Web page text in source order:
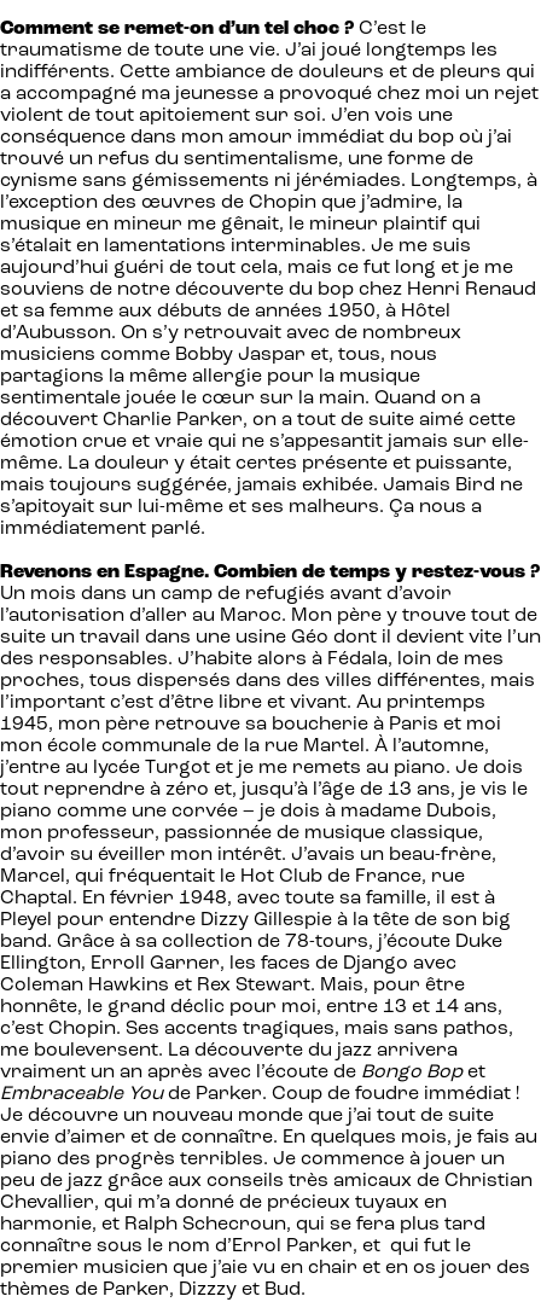
Comment se remet-on d’un tel choc ? C’est le
traumatisme de toute une vie. J’ai joué longtemps les
indifférents. Cette ambiance de douleurs et de pleurs qui
a accompagné ma jeunesse a provoqué chez moi un rejet
violent de tout apitoiement sur soi. J’en vois une
conséquence dans mon amour immédiat du bop où j’ai
trouvé un refus du sentimentalisme, une forme de
cynisme sans gémissements ni jérémiades. Longtemps, à
l’exception des œuvres de Chopin que j’admire, la
musique en mineur me gênait, le mineur plaintif qui
s’étalait en lamentations interminables. Je me suis
aujourd’hui guéri de tout cela, mais ce fut long et je me
souviens de notre découverte du bop chez Henri Renaud
et sa femme aux débuts de années 1950, à Hôtel
d’Aubusson. On s’y retrouvait avec de nombreux
musiciens comme Bobby Jaspar et, tous, nous
partagions la même allergie pour la musique
sentimentale jouée le cœur sur la main. Quand on a
découvert Charlie Parker, on a tout de suite aimé cette
émotion crue et vraie qui ne s’appesantit jamais sur elle-
même. La douleur y était certes présente et puissante,
mais toujours suggérée, jamais exhibée. Jamais Bird ne
s’apitoyait sur lui-même et ses malheurs. Ça nous a
immédiatement parlé.
Revenons en Espagne. Combien de temps y restez-vous ?
Un mois dans un camp de refugiés avant d’avoir
l’autorisation d’aller au Maroc. Mon père y trouve tout de
suite un travail dans une usine Géo dont il devient vite l’un
des responsables. J’habite alors à Fédala, loin de mes
proches, tous dispersés dans des villes différentes, mais
l’important c’est d’être libre et vivant. Au printemps
1945, mon père retrouve sa boucherie à Paris et moi
mon école communale de la rue Martel. À l’automne,
j’entre au lycée Turgot et je me remets au piano. Je dois
tout reprendre à zéro et, jusqu’à l’âge de 13 ans, je vis le
piano comme une corvée – je dois à madame Dubois,
mon professeur, passionnée de musique classique,
d’avoir su éveiller mon intérêt. J’avais un beau-frère,
Marcel, qui fréquentait le Hot Club de France, rue
Chaptal. En février 1948, avec toute sa famille, il est à
Pleyel pour entendre Dizzy Gillespie à la tête de son big
band. Grâce à sa collection de 78-tours, j’écoute Duke
Ellington, Erroll Garner, les faces de Django avec
Coleman Hawkins et Rex Stewart. Mais, pour être
honnête, le grand déclic pour moi, entre 13 et 14 ans,
c’est Chopin. Ses accents tragiques, mais sans pathos,
me bouleversent. La découverte du jazz arrivera
vraiment un an après avec l’écoute de Bongo Bopet
Embraceable Youde Parker. Coup de foudre immédiat !
Je découvre un nouveau monde que j’ai tout de suite
envie d’aimer et de connaître. En quelques mois, je fais au
piano des progrès terribles. Je commence à jouer un
peu de jazz grâce aux conseils très amicaux de Christian
Chevallier, qui m’a donné de précieux tuyaux en
harmonie, et Ralph Schecroun, qui se fera plus tard
connaître sous le nom d’Errol Parker, et qui fut le
premier musicien que j’aie vu en chair et en os jouer des
thèmes de Parker, Dizzzy et Bud.